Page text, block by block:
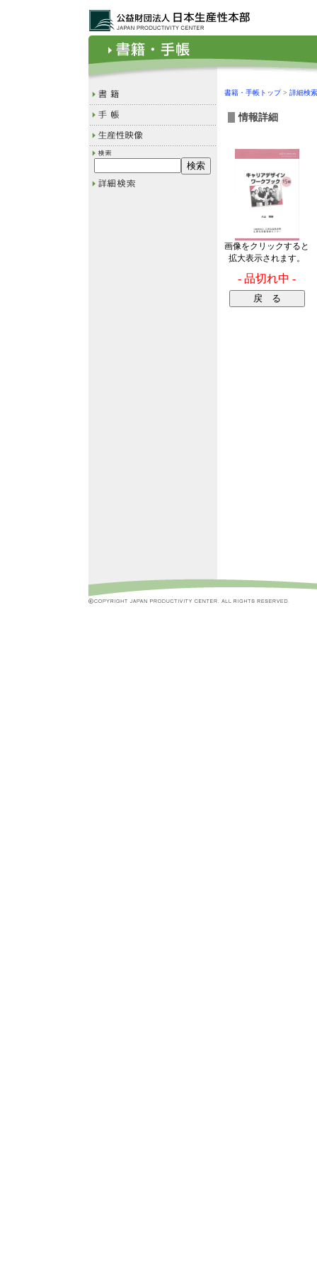
書籍・手帳トップ> 詳細検索
情報詳細
画像をクリックすると
拡大表示されます。
- 品切れ中 -